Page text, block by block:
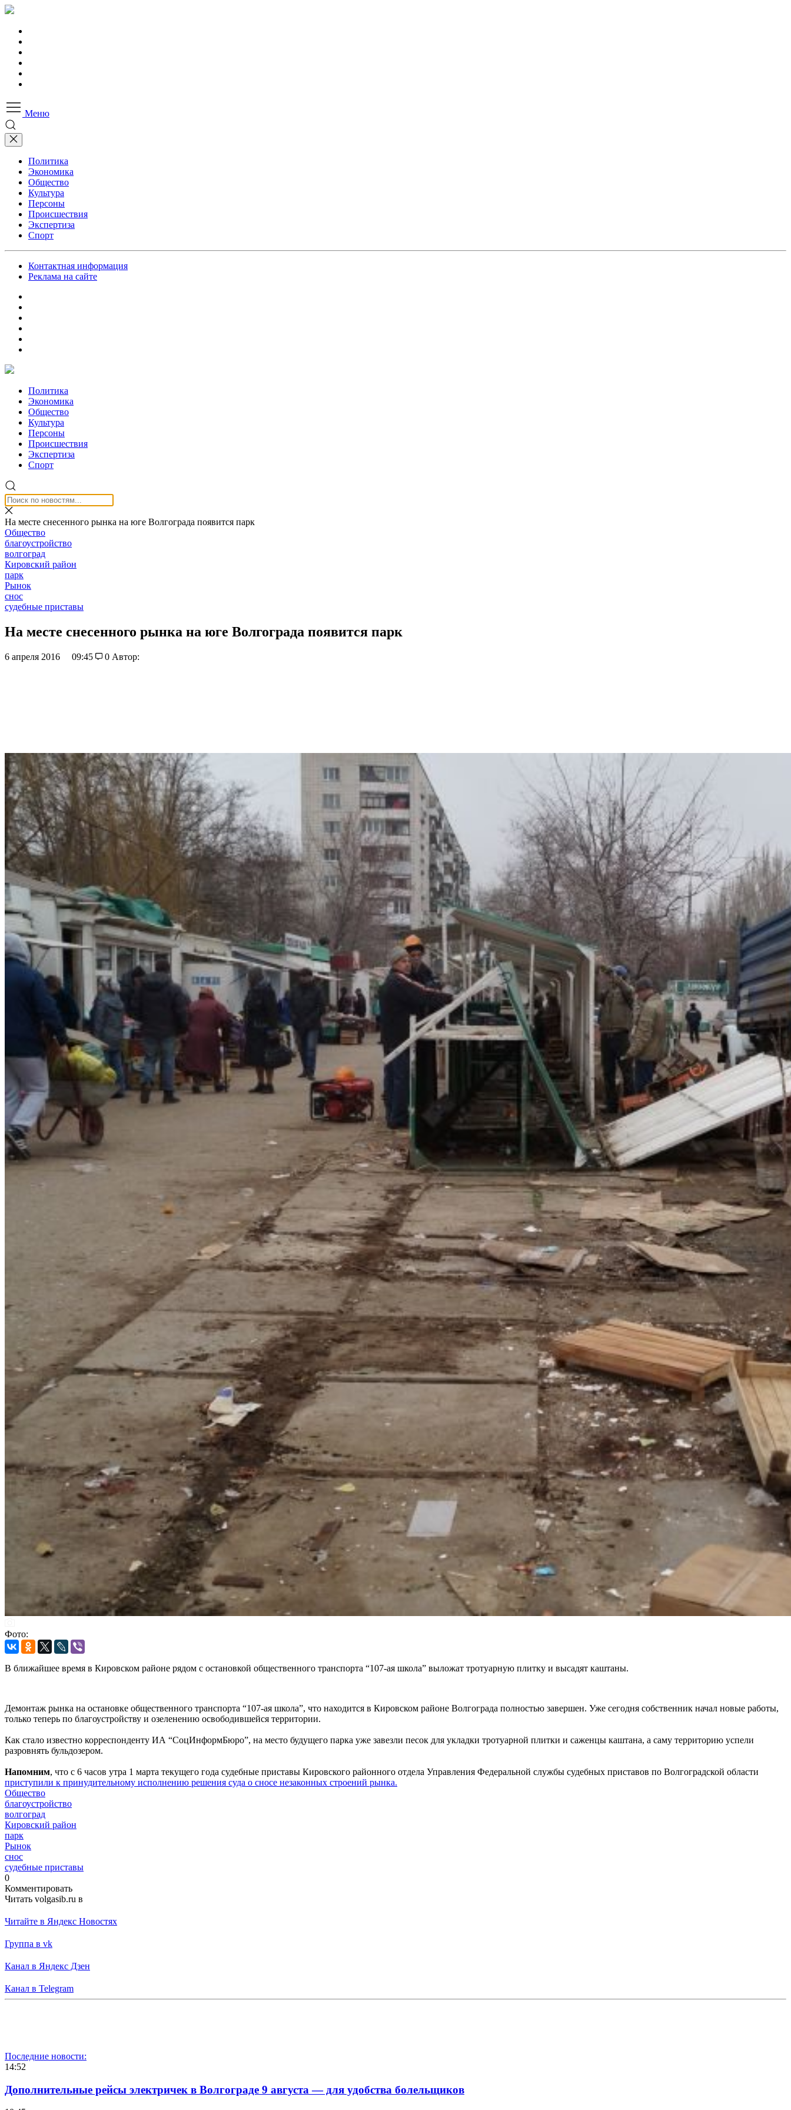
Меню
Политика
Экономика
Общество
Культура
Персоны
Происшествия
Экспертиза
Спорт
Контактная информация
Реклама на сайте
Политика
Экономика
Общество
Культура
Персоны
Происшествия
Экспертиза
Спорт
На месте снесенного рынка на юге Волгограда появится парк
Общество
благоустройство
волгоград
Кировский район
парк
Рынок
снос
судебные приставы
На месте снесенного рынка на юге Волгограда появится парк
6 апреля 2016 09:45 0 Автор:
Фото:
В ближайшее время в Кировском районе рядом с остановкой общественного транспорта “107-ая школа” выложат тротуарную плитку и высадят каштаны.
Демонтаж рынка на остановке общественного транспорта “107-ая школа”, что находится в Кировском районе Волгограда полностью завершен. Уже сегодня собственник начал новые работы,
только теперь по благоустройству и озеленению освободившейся территории.
Как стало известно корреспонденту ИА “СоцИнформБюро”, на место будущего парка уже завезли песок для укладки тротуарной плитки и саженцы каштана, а саму территорию успели
разровнять бульдозером.
Напомним, что с 6 часов утра 1 марта текущего года судебные приставы Кировского районного отдела Управления Федеральной службы судебных приставов по Волгоградской области
приступили к принудительному исполнению решения суда о сносе незаконных строений рынка.
Общество
благоустройство
волгоград
Кировский район
парк
Рынок
снос
судебные приставы
0
Комментировать
Читать volgasib.ru в
Читайте в Яндекс Новостях
Группа в vk
Канал в Яндекс Дзен
Канал в Telegram
Последние новости:
14:52
Дополнительные рейсы электричек в Волгограде 9 августа — для удобства болельщиков